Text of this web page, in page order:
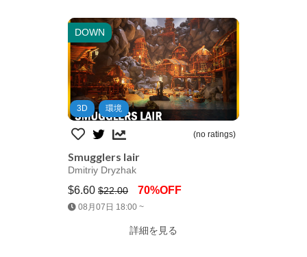
DOWN
3D 環境
(no ratings)
Smugglers lair
Dmitriy Dryzhak
$6.60 $22.00 70%OFF
08月07日 18:00 ~
詳細を見る
Jump AssetStore